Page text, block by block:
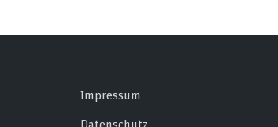
Impressum​